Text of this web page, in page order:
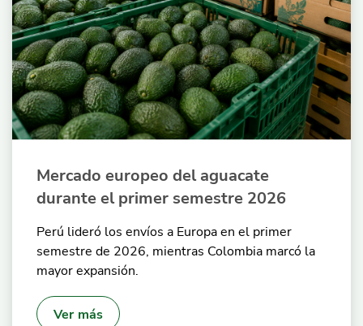
Mercado europeo del aguacate
durante el primer semestre 2026
Perú lideró los envíos a Europa en el primer
semestre de 2026, mientras Colombia marcó la
mayor expansión.
Ver más